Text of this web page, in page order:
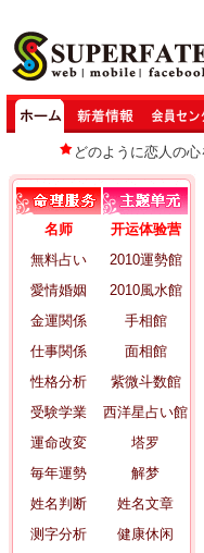
どのように恋人の心
名师
無料占い
愛情婚姻
金運関係
仕事関係
性格分析
受験学業
運命改変
毎年運勢
姓名判断
测字分析
开运体验营
2010運勢館
2010風水館
手相館
面相館
紫微斗数館
西洋星占い館
塔罗
解梦
姓名文章
健康休闲